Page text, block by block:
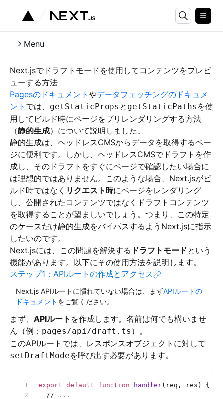
Menu
Next.jsでドラフトモードを使用してコンテンツをプレビ
ューする方法
Pagesのドキュメント やデータフェッチングのドキュメ
ント では、 getStaticProps と getStaticPaths を使
用してビルド時にページをプリレンダリングする方法
（静的生成）について説明しました。
静的生成は、ヘッドレスCMSからデータを取得するペー
ジに便利です。しかし、ヘッドレスCMSでドラフトを作
成し、そのドラフトをすぐにページで確認したい場合に
は理想的ではありません。このような場合、Next.jsがビ
ルド時ではなく リクエスト時にページをレンダリング
し、公開されたコンテンツではなくドラフトコンテンツ
を取得することが望ましいでしょう。つまり、この特定
のケースだけ静的生成をバイパスするようNext.jsに指示
したいのです。
Next.jsには、この問題を解決する ドラフトモードという
機能があります。以下にその使用方法を説明します。
ステップ1：APIルートの作成とアクセス
Next.js APIルートに慣れていない場合は、まずAPIルートの
ドキュメント をご覧ください。
まず、 APIルート を作成します。名前は何でも構いませ
ん（例： pages/api/draft.ts ）。
このAPIルートでは、レスポンスオブジェクトに対して
setDraftModeを呼び出す必要があります。
export default function handler(req, res) {
  //
...